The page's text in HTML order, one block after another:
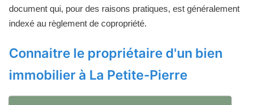
document qui, pour des raisons pratiques, est généralement
indexé au règlement de copropriété.
Connaitre le propriétaire d'un bien
immobilier à La Petite-Pierre